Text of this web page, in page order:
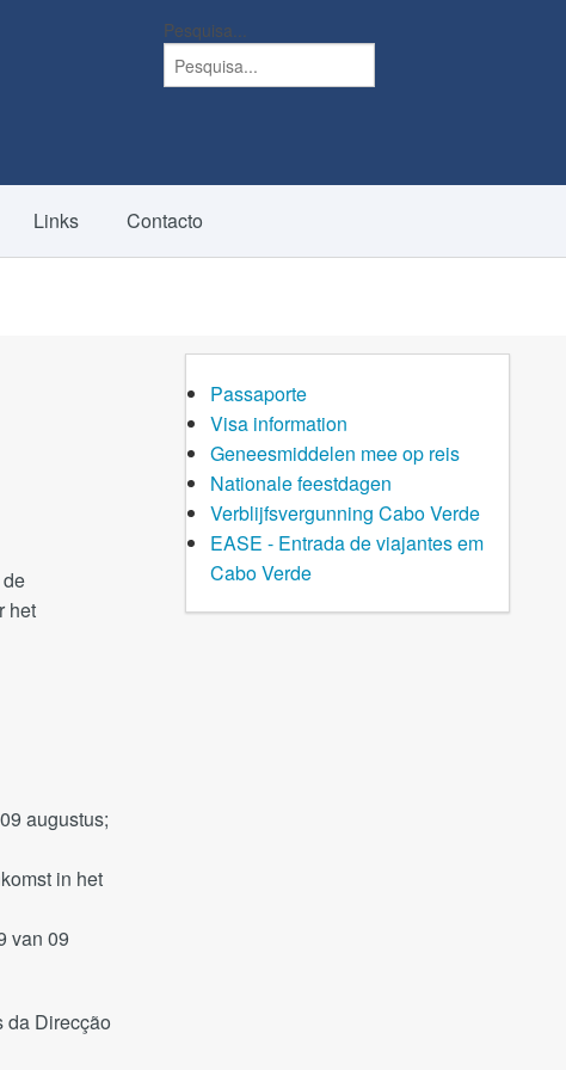
Pesquisa...
Links Contacto
het
augustus;
in het
van 09
da Direcção
Passaporte
Visa information
Geneesmiddelen mee op reis
Nationale feestdagen
Verblijfsvergunning Cabo Verde
EASE - Entrada de viajantes em
Cabo Verde